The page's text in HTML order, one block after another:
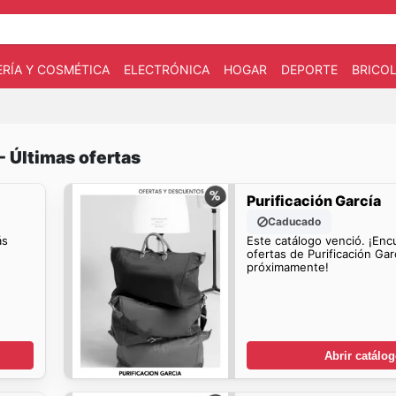
Y COSMÉTICA ELECTRÓNICA HOGAR DEPORTE
Últimas ofertas
Purificación García
Caducado
Este catálogo venció.
ofertas de Purificación
próximamente!
Abrir